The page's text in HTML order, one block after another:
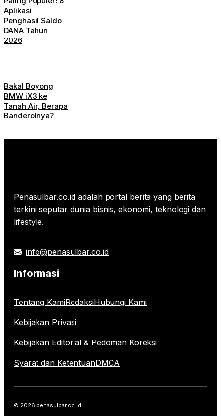
Aplikasi
Penghasil Saldo
DANA Tahun
2026
Bakal Boyong
BMW iX3 ke
Tanah Air, Berapa
Banderolnya?
Penasulbar.co.id adalah portal berita yang berita
terkini seputar dunia bisnis, ekonomi, teknologi dan
lifestyle.
info@penasulbar.co.id
Informasi
Tentang KamiRedaksiHubungi Kami
Kebijakan Privasi
Kebijakan Editorial & Pedoman Koreksi
Syarat dan KetentuanDMCA
© 2026 penasulbar.co.id